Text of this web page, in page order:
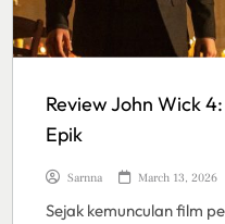
Review John Wick
Epik
Sarnna March 13, 2026
Sejak kemunculan film